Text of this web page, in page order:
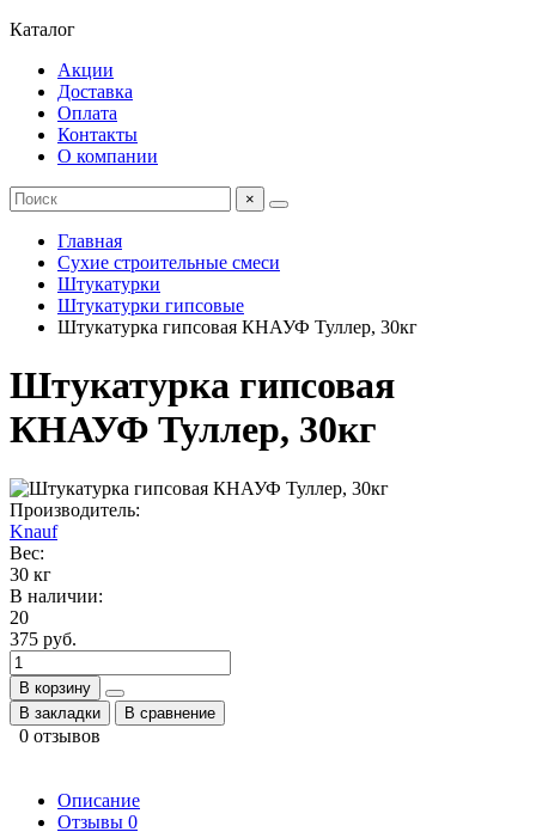
Каталог
Акции
Доставка
Оплата
Контакты
О компании
×
Главная
Сухие строительные смеси
Штукатурки
Штукатурки гипсовые
Штукатурка гипсовая КНАУФ Туллер, 30кг
Штукатурка гипсовая
КНАУФ Туллер, 30кг
Производитель:
Knauf
Вес:
30 кг
В наличии:
20
375 руб.
В корзину
В закладки
В сравнение
0 отзывов
Описание
Отзывы 0